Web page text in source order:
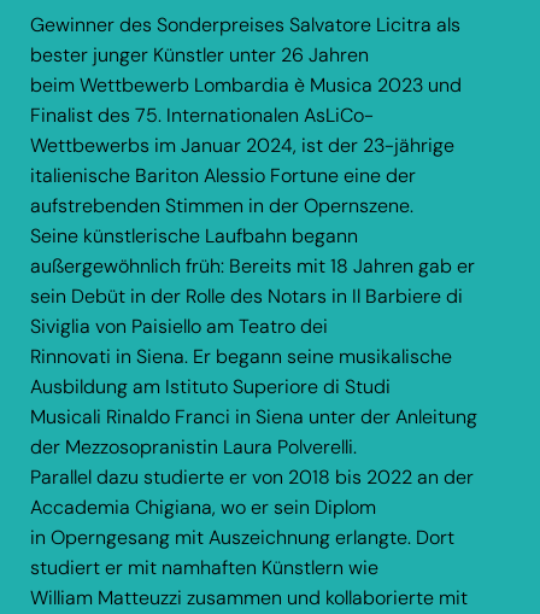
Gewinner des Sonderpreises Salvatore Licitra als
bester junger Künstler unter 26 Jahren
beim Wettbewerb Lombardia è Musica 2023 und
Finalist des 75. Internationalen AsLiCo-
Wettbewerbs im Januar 2024, ist der 23-jährige
italienische Bariton Alessio Fortune eine der
aufstrebenden Stimmen in der Opernszene.
Seine künstlerische Laufbahn begann
außergewöhnlich früh: Bereits mit 18 Jahren gab er
sein Debüt in der Rolle des Notars in Il Barbiere di
Siviglia von Paisiello am Teatro dei
Rinnovati in Siena. Er begann seine musikalische
Ausbildung am Istituto Superiore di Studi
Musicali Rinaldo Franci in Siena unter der Anleitung
der Mezzosopranistin Laura Polverelli.
Parallel dazu studierte er von 2018 bis 2022 an der
Accademia Chigiana, wo er sein Diplom
in Operngesang mit Auszeichnung erlangte. Dort
studiert er mit namhaften Künstlern wie
William Matteuzzi zusammen und kollaborierte mit